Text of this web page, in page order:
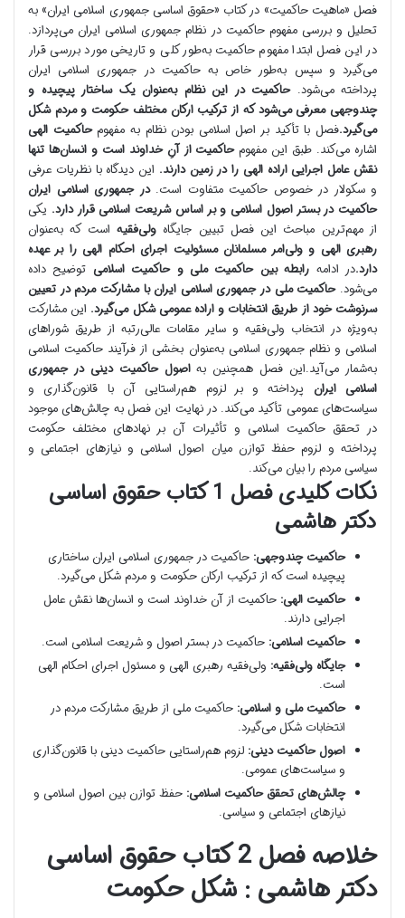
فصل «ماهیت حاکمیت» در کتاب «حقوق اساسی جمهوری اسلامی ایران» به
تحلیل و بررسی مفهوم حاکمیت در نظام جمهوری اسلامی ایران می‌پردازد.
در این فصل ابتدا مفهوم حاکمیت به‌طور کلی و تاریخی مورد بررسی قرار
می‌گیرد و سپس به‌طور خاص به حاکمیت در جمهوری اسلامی ایران
پرداخته می‌شود.حاکمیت در این نظام به‌عنوان یک ساختار پیچیده و
چندوجهی معرفی می‌شود که از ترکیب ارکان مختلف حکومت و مردم شکل
می‌گیرد.فصل با تأکید بر اصل اسلامی بودن نظام به مفهومحاکمیت الهی
اشاره می‌کند. طبق این مفهومحاکمیت از آنِ خداوند است و انسان‌ها تنها
نقش عامل اجرایی اراده الهی را در زمین دارند. این دیدگاه با نظریات عرفی
و سکولار در خصوص حاکمیت متفاوت است.در جمهوری اسلامی ایران
حاکمیت در بستر اصول اسلامی و بر اساس شریعت اسلامی قرار دارد. یکی
از مهم‌ترین مباحث این فصل تبیین جایگاهولی‌فقیه است که به‌عنوان
رهبری الهی و ولی‌امر مسلمانان مسئولیت اجرای احکام الهی را بر عهده
دارد.در ادامه رابطه بین حاکمیت ملی و حاکمیت اسلامی توضیح داده
می‌شود.حاکمیت ملی در جمهوری اسلامی ایران با مشارکت مردم در تعیین
سرنوشت خود از طریق انتخابات و اراده عمومی شکل می‌گیرد. این مشارکت
به‌ویژه در انتخاب ولی‌فقیه و سایر مقامات عالی‌رتبه از طریق شوراهای
اسلامی و نظام جمهوری اسلامی به‌عنوان بخشی از فرآیند حاکمیت اسلامی
به‌شمار می‌آید.این فصل همچنین بهاصول حاکمیت دینی در جمهوری
اسلامی ایران پرداخته و بر لزوم هم‌راستایی آن با قانون‌گذاری و
سیاست‌های عمومی تأکید می‌کند. در نهایت این فصل به چالش‌های موجود
در تحقق حاکمیت اسلامی و تأثیرات آن بر نهادهای مختلف حکومت
پرداخته و لزوم حفظ توازن میان اصول اسلامی و نیازهای اجتماعی و
سیاسی مردم را بیان می‌کند.
نکات کلیدی فصل 1 کتاب حقوق اساسی
دکتر هاشمی
حاکمیت چندوجهی: حاکمیت در جمهوری اسلامی ایران ساختاری
پیچیده است که از ترکیب ارکان حکومت و مردم شکل می‌گیرد.
حاکمیت الهی: حاکمیت از آن خداوند است و انسان‌ها نقش عامل
اجرایی دارند.
حاکمیت اسلامی: حاکمیت در بستر اصول و شریعت اسلامی است.
جایگاه ولی‌فقیه: ولی‌فقیه رهبری الهی و مسئول اجرای احکام الهی
است.
حاکمیت ملی و اسلامی: حاکمیت ملی از طریق مشارکت مردم در
انتخابات شکل می‌گیرد.
اصول حاکمیت دینی: لزوم هم‌راستایی حاکمیت دینی با قانون‌گذاری
و سیاست‌های عمومی.
چالش‌های تحقق حاکمیت اسلامی: حفظ توازن بین اصول اسلامی و
نیازهای اجتماعی و سیاسی.
خلاصه فصل 2 کتاب حقوق اساسی
دکتر هاشمی : شکل حکومت